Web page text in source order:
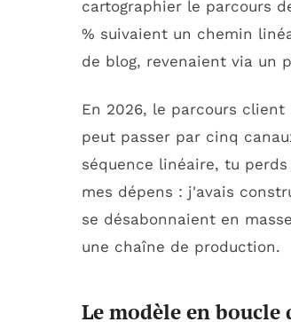
cartographier le parcours
% suivaient un chemin
de blog, revenaient via un
En 2026, le parcours
peut passer par cinq
séquence linéaire, tu
mes dépens : j'avais
se désabonnaient en
une chaîne de production.
Le modèle en boucle